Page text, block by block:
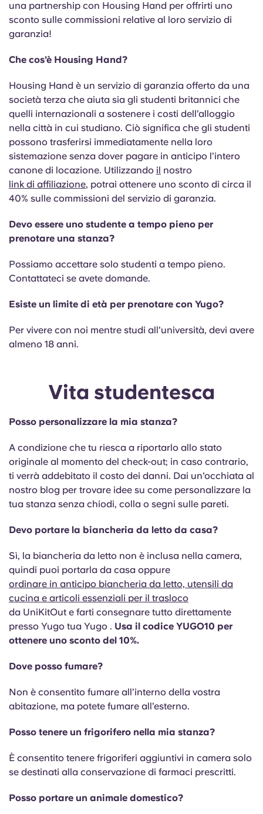
una partnership con Housing Hand per offrirti uno
sconto sulle commissioni relative al loro servizio di
garanzia!
Che cos’è Housing Hand?
Housing Hand è un servizio di garanzia offerto da una
società terza che aiuta sia gli studenti britannici che
quelli internazionali a sostenere i costi dell’alloggio
nella città in cui studiano. Ciò significa che gli studenti
possono trasferirsi immediatamente nella loro
sistemazione senza dover pagare in anticipo l’intero
canone di locazione. Utilizzando il nostro
link di affiliazione, potrai ottenere uno sconto di circa il
40% sulle commissioni del servizio di garanzia.
Devo essere uno studente a tempo pieno per
prenotare una stanza?
Possiamo accettare solo studenti a tempo pieno.
Contattateci se avete domande.
Esiste un limite di età per prenotare con Yugo?
Per vivere con noi mentre studi all'università, devi avere
almeno 18 anni.
Vita studentesca
Posso personalizzare la mia stanza?
A condizione che tu riesca a riportarlo allo stato
originale al momento del check-out; in caso contrario,
ti verrà addebitato il costo dei danni. Dai un'occhiata al
nostro blog per trovare idee su come personalizzare la
tua stanza senza chiodi, colla o segni sulle pareti.
Devo portare la biancheria da letto da casa?
Sì, la biancheria da letto non è inclusa nella camera,
quindi puoi portarla da casa oppure
ordinare in anticipo biancheria da letto, utensili da
cucina e articoli essenziali per il trasloco
da UniKitOut e farti consegnare tutto direttamente
presso Yugo tua Yugo . Usa il codice YUGO10 per
ottenere uno sconto del 10%.
Dove posso fumare?
Non è consentito fumare all’interno della vostra
abitazione, ma potete fumare all’esterno.
Posso tenere un frigorifero nella mia stanza?
È consentito tenere frigoriferi aggiuntivi in camera solo
se destinati alla conservazione di farmaci prescritti.
Posso portare un animale domestico?